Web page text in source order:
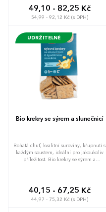
bez palmového tuku, bez bílého cukru,
bez vajec a bez kypřících látek. Od 100 ks
navíc s množností vlastní etikety na
dávat, ale i dostávat.
49,10 - 82,25 Kč
54,99 - 92,12 Kč (s DPH)
UDRŽITELNÉ
Bio krekry se sýrem a slunečnicí
Bohatá chuť, kvalitní suroviny, křupnutí s
každým soustem, ideální pro jakoukoliv
příležitost. Bio krekry se sýrem a
produktům dál. Krekry jsou vyrobeny bez
palmového tuku, bez vajec i bez kypřících
látek. Od 100 ks navíc s množností vlastní
40,15 - 67,25 Kč
44,97 - 75,32 Kč (s DPH)